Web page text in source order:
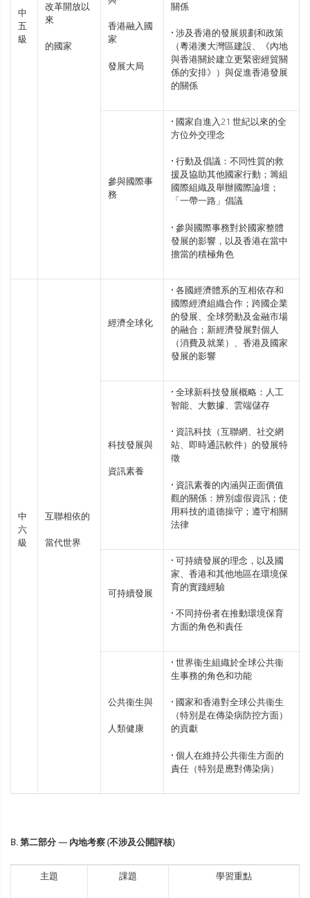
中
五
級
改革開放以
來
的國家
香港融入國
家
發展大局
關係
• 涉及香港的發展規劃和政策
（粵港澳大灣區建設、《內地
與香港關於建立更緊密經貿關
係的安排》）與促進香港發展
的關係
參與國際事
務
• 國家自進入21 世紀以來的全
方位外交理念
• 行動及倡議：不同性質的救
援及協助其他國家行動；籌組
國際組織及舉辦國際論壇；
「一帶一路」倡議
• 參與國際事務對於國家整體
發展的影響，以及香港在當中
擔當的積極角色
中
六
級
互聯相依的
當代世界
經濟全球化
• 各國經濟體系的互相依存和
國際經濟組織合作；跨國企業
的發展、全球勞動及金融市場
的融合；新經濟發展對個人
（消費及就業）、香港及國家
發展的影響
科技發展與
資訊素養
• 全球新科技發展概略：人工
智能、大數據、雲端儲存
• 資訊科技（互聯網、社交網
站、即時通訊軟件）的發展特
徵
• 資訊素養的內涵與正面價值
觀的關係：辨別虛假資訊；使
用科技的道德操守；遵守相關
法律
可持續發展
• 可持續發展的理念，以及國
家、香港和其他地區在環境保
育的實踐經驗
• 不同持份者在推動環境保育
方面的角色和責任
公共衞生與
人類健康
• 世界衞生組織於全球公共衞
生事務的角色和功能
• 國家和香港對全球公共衞生
（特別是在傳染病防控方面）
的貢獻
• 個人在維持公共衞生方面的
責任（特別是應對傳染病）
B. 第二部分— 內地考察 (不涉及公開評核)
主題 課題 學習重點